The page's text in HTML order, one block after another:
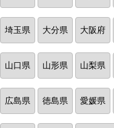
埼玉県 大分県 大阪府
山口県 山形県 山梨県
広島県 徳島県 愛媛県